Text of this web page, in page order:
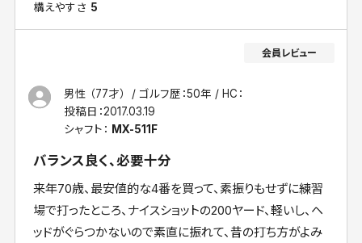
構えやすさ 5
男性 （77才） ゴルフ歴：50年
HC：
投稿日：2017.03.19
シャフト： MX-511F
バランス良く、必要十分
来年70歳、最安値的な4番を買って、素振りもせずに練習
場で打ったところ、ナイスショットの200ヤード、軽いし、ヘ
ッドがぐらつかないので素直に振れて、昔の打ち方がよみ